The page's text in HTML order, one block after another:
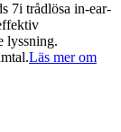
7i trådlösa in-ear-
lyssning.
Läs mer om